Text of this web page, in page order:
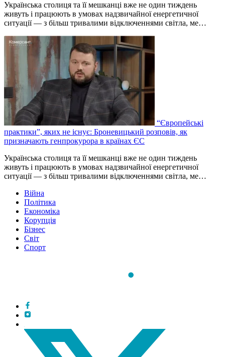
Українська столиця та її мешканці вже не один тиждень
живуть і працюють в умовах надзвичайної енергетичної
ситуації — з більш тривалими відключеннями світла, ме…
“Європейські
практики”, яких не існує: Броневицький розповів, як
призначають генпрокурора в країнах ЄС
Українська столиця та її мешканці вже не один тиждень
живуть і працюють в умовах надзвичайної енергетичної
ситуації — з більш тривалими відключеннями світла, ме…
Війна
Політика
Економіка
Корупція
Бізнес
Світ
Спорт